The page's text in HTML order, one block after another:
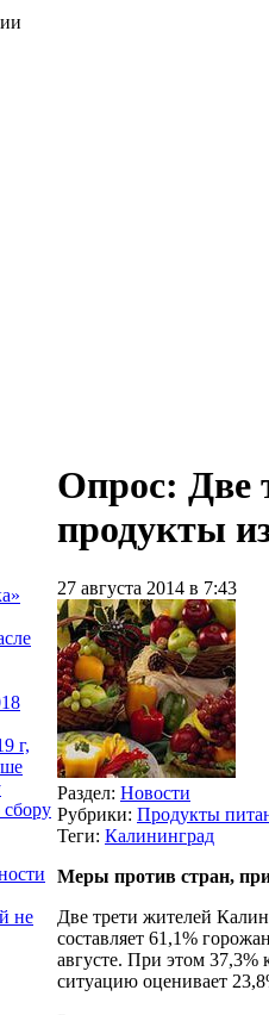
г,
не
Опрос: Две
продукты
27 августа 2014 в 7:43
Раздел: Новости
Рубрики: Продукты
Теги: Калининград
Меры против стран,
Две трети жителей
составляет 61,1%
августе. При этом 37,3%
ситуацию оценивает